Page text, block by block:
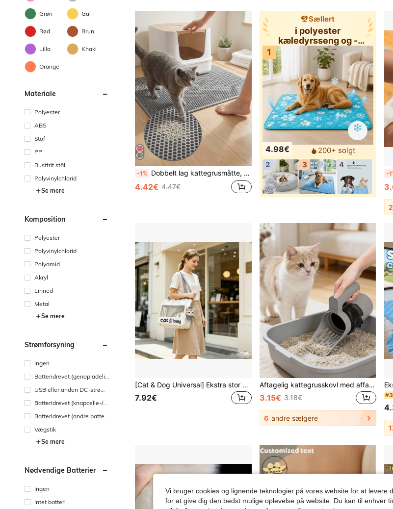
Grøn Gul
Rød Brun
Lilla Khaki
Orange
Materiale
Polyester
ABS
Stof
PP
Rustfrit stål
Polyvinylchlorid
Se mere
Komposition
Polyester
Polyvinylchlorid
Polyamid
Akryl
Linned
Metal
Se mere
Strømforsyning
Ingen
Batteridrevet (genopladelig
USB eller anden DC-strømf
Batteridrevet (knapcelle-/m
Batteridrevet (andre batteri
Vægstik
Se mere
Nødvendige Batterier
Ingen
Intet batteri
-1% Dobbelt lag kattegrusmåtte, honningkagedesignet kattegrusmåtte, vaskbar vandtæt kæledyrsmåtte, flerfarvet
4.42€ 4.47€
Sællert
i polyester
kæledyrsseng og -
burmåtte
1
4.98€
200+ solgt
2
3 4
-
2
[Cat & Dog Universal] Ekstra stor kæledyrsskuldertaske, hvalpetaske, kattekuldertaske, kattehåndtaske, kattebæretaske, katterejsetaske, kattekuldertaske, katterejsetaske, kattepose, kattehåndtaske, kattebæretaske, rejsetaske
7.92€
Aftagelig kattegrusskovl med affaldsbeholder og affaldsposer, multifunktionel kattegrusskovl med stor kapacitet, holdbart PP-rengøringsredskab til kæledyr, bærbar katteafføringsskovl, praktisk til daglig rengøring af kattegrus, nødvendighed til kæledyrspleje, gave til katteelskere
3.15€ 3.18€
6 andre sælgere
Vi bruger cookies og lignende teknologier på vores website for at levere
for at give dig den bedst mulige oplevelse på website. Du kan til enhver